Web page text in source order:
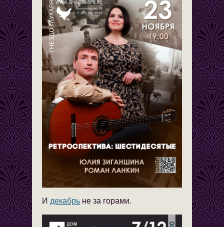
И декабрь не за горами.